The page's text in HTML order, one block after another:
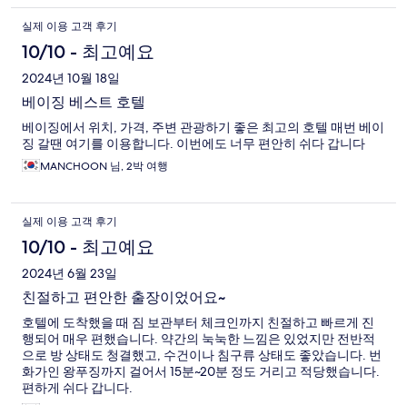
실제 이용 고객 후기
10/10 - 최고예요
2024년 10월 18일
베이징 베스트 호텔
베이징에서 위치, 가격, 주변 관광하기 좋은 최고의 호텔 매번 베이
징 갈땐 여기를 이용합니다. 이번에도 너무 편안히 쉬다 갑니다
MANCHOON 님, 2박 여행
실제 이용 고객 후기
10/10 - 최고예요
2024년 6월 23일
친절하고 편안한 출장이었어요~
호텔에 도착했을 때 짐 보관부터 체크인까지 친절하고 빠르게 진
행되어 매우 편했습니다. 약간의 눅눅한 느낌은 있었지만 전반적
으로 방 상태도 청결했고, 수건이나 침구류 상태도 좋았습니다. 번
화가인 왕푸징까지 걸어서 15분~20분 정도 거리고 적당했습니다.
편하게 쉬다 갑니다.